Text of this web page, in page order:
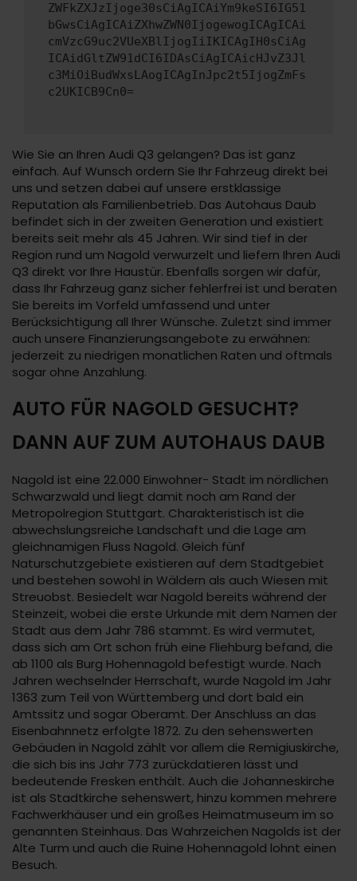
ZWFkZXJzIjoge30sCiAgICAiYm9keSI6IG51
bGwsCiAgICAiZXhwZWN0IjogewogICAgICAi
cmVzcG9uc2VUeXBlIjogIiIKICAgIH0sCiAg
ICAidGltZW91dCI6IDAsCiAgICAicHJvZ3Jl
c3MiOiBudWxsLAogICAgInJpc2t5IjogZmFs
c2UKICB9Cn0=
Wie Sie an Ihren Audi Q3 gelangen? Das ist ganz
einfach. Auf Wunsch ordern Sie Ihr Fahrzeug direkt bei
uns und setzen dabei auf unsere erstklassige
Reputation als Familienbetrieb. Das Autohaus Daub
befindet sich in der zweiten Generation und existiert
bereits seit mehr als 45 Jahren. Wir sind tief in der
Region rund um Nagold verwurzelt und liefern Ihren Audi
Q3 direkt vor Ihre Haustür. Ebenfalls sorgen wir dafür,
dass Ihr Fahrzeug ganz sicher fehlerfrei ist und beraten
Sie bereits im Vorfeld umfassend und unter
Berücksichtigung all Ihrer Wünsche. Zuletzt sind immer
auch unsere Finanzierungsangebote zu erwähnen:
jederzeit zu niedrigen monatlichen Raten und oftmals
sogar ohne Anzahlung.
AUTO FÜR NAGOLD GESUCHT?
DANN AUF ZUM AUTOHAUS DAUB
Nagold ist eine 22.000 Einwohner- Stadt im nördlichen
Schwarzwald und liegt damit noch am Rand der
Metropolregion Stuttgart. Charakteristisch ist die
abwechslungsreiche Landschaft und die Lage am
gleichnamigen Fluss Nagold. Gleich fünf
Naturschutzgebiete existieren auf dem Stadtgebiet
und bestehen sowohl in Wäldern als auch Wiesen mit
Streuobst. Besiedelt war Nagold bereits während der
Steinzeit, wobei die erste Urkunde mit dem Namen der
Stadt aus dem Jahr 786 stammt. Es wird vermutet,
dass sich am Ort schon früh eine Fliehburg befand, die
ab 1100 als Burg Hohennagold befestigt wurde. Nach
Jahren wechselnder Herrschaft, wurde Nagold im Jahr
1363 zum Teil von Württemberg und dort bald ein
Amtssitz und sogar Oberamt. Der Anschluss an das
Eisenbahnnetz erfolgte 1872. Zu den sehenswerten
Gebäuden in Nagold zählt vor allem die Remigiuskirche,
die sich bis ins Jahr 773 zurückdatieren lässt und
bedeutende Fresken enthält. Auch die Johanneskirche
ist als Stadtkirche sehenswert, hinzu kommen mehrere
Fachwerkhäuser und ein großes Heimatmuseum im so
genannten Steinhaus. Das Wahrzeichen Nagolds ist der
Alte Turm und auch die Ruine Hohennagold lohnt einen
Besuch.